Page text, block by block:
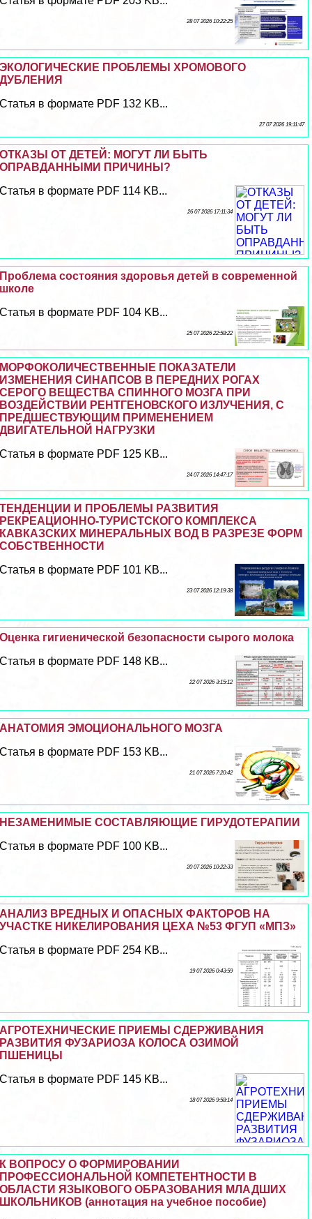
28 07 2026 10:22:25
ЭКОЛОГИЧЕСКИЕ ПРОБЛЕМЫ ХРОМОВОГО
ДУБЛЕНИЯ
Статья в формате PDF 132 KB...
27 07 2026 19:11:47
ОТКАЗЫ ОТ ДЕТЕЙ: МОГУТ ЛИ БЫТЬ
ОПРАВДАННЫМИ ПРИЧИНЫ?
Статья в формате PDF 114 KB...
26 07 2026 17:11:34
Проблема состояния здоровья детей в современной
школе
Статья в формате PDF 104 KB...
25 07 2026 22:58:22
МОРФОКОЛИЧЕСТВЕННЫЕ ПОКАЗАТЕЛИ
ИЗМЕНЕНИЯ СИНАПСОВ В ПЕРЕДНИХ РОГАХ
СЕРОГО ВЕЩЕСТВА СПИННОГО МОЗГА ПРИ
ВОЗДЕЙСТВИИ РЕНТГЕНОВСКОГО ИЗЛУЧЕНИЯ, С
ПРЕДШЕСТВУЮЩИМ ПРИМЕНЕНИЕМ
ДВИГАТЕЛЬНОЙ НАГРУЗКИ
Статья в формате PDF 125 KB...
24 07 2026 14:47:17
ТЕНДЕНЦИИ И ПРОБЛЕМЫ РАЗВИТИЯ
РЕКРЕАЦИОННО-ТУРИСТСКОГО КОМПЛЕКСА
КАВКАЗСКИХ МИНЕРАЛЬНЫХ ВОД В РАЗРЕЗЕ ФОРМ
СОБСТВЕННОСТИ
Статья в формате PDF 101 KB...
23 07 2026 12:19:38
Оценка гигиенической безопасности сырого молока
Статья в формате PDF 148 KB...
22 07 2026 3:15:12
АНАТОМИЯ ЭМОЦИОНАЛЬНОГО МОЗГА
Статья в формате PDF 153 KB...
21 07 2026 7:20:42
НЕЗАМЕНИМЫЕ СОСТАВЛЯЮЩИЕ ГИРУДОТЕРАПИИ
Статья в формате PDF 100 KB...
20 07 2026 10:22:33
АНАЛИЗ ВРЕДНЫХ И ОПАСНЫХ ФАКТОРОВ НА
УЧАСТКЕ НИКЕЛИРОВАНИЯ ЦЕХА №53 ФГУП «МПЗ»
Статья в формате PDF 254 KB...
19 07 2026 0:43:59
АГРОТЕХНИЧЕСКИЕ ПРИЕМЫ СДЕРЖИВАНИЯ
РАЗВИТИЯ ФУЗАРИОЗА КОЛОСА ОЗИМОЙ
ПШЕНИЦЫ
Статья в формате PDF 145 KB...
18 07 2026 9:58:14
К ВОПРОСУ О ФОРМИРОВАНИИ
ПРОФЕССИОНАЛЬНОЙ КОМПЕТЕНТНОСТИ В
ОБЛАСТИ ЯЗЫКОВОГО ОБРАЗОВАНИЯ МЛАДШИХ
ШКОЛЬНИКОВ (аннотация на учебное пособие)